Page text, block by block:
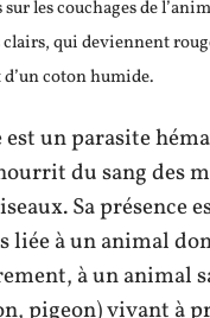
les couchages de
qui deviennent
coton humide.
est un parasite
du sang des
Sa présence
liée à un animal
à un animal
pigeon) vivant à